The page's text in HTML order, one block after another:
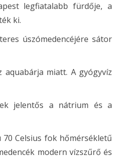
legfiatalabb fürdője, a
ki.
úszómedencéjére sátor
miatt. A gyógyvíz
jelentős a nátrium és a
Celsius fok hőmérsékletű
modern vízszűrő és